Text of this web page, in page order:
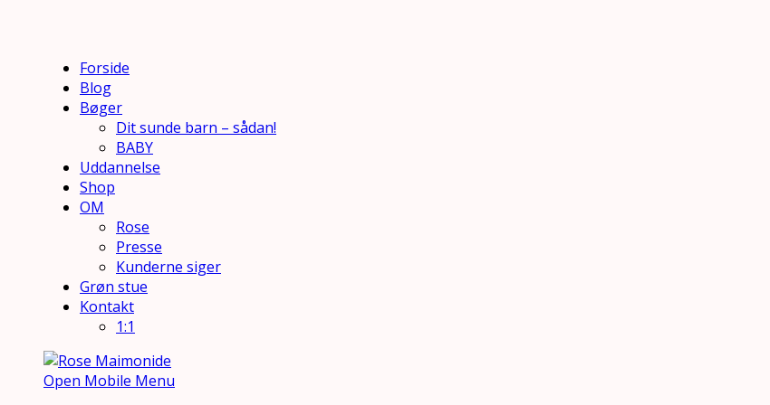
Forside
Blog
Bøger
Dit sunde barn – sådan!
BABY
Uddannelse
Shop
OM
Rose
Presse
Kunderne siger
Grøn stue
Kontakt
1:1
Open Mobile Menu